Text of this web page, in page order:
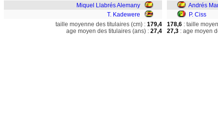
Miquel Llabrés Alemany
T. Kadewere
Andrés
P. Ciss
taille moyenne des titulaires (cm) : 179,4
age moyen des titulaires (ans) : 27,4
178,6 : taille
27,3 : age moyen